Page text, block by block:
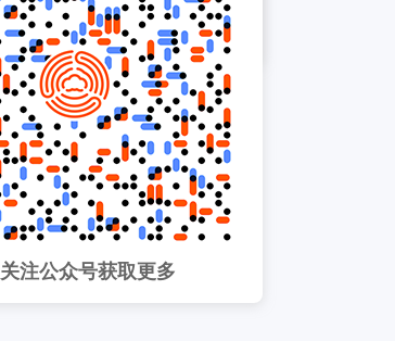
内部组织效率 ...
关注公众号获取更多